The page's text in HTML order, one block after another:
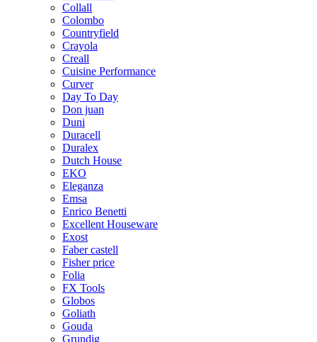
Collall
Colombo
Countryfield
Crayola
Creall
Cuisine Performance
Curver
Day To Day
Don juan
Duni
Duracell
Duralex
Dutch House
EKO
Eleganza
Emsa
Enrico Benetti
Excellent Houseware
Exost
Faber castell
Fisher price
Folia
FX Tools
Globos
Goliath
Gouda
Grundig